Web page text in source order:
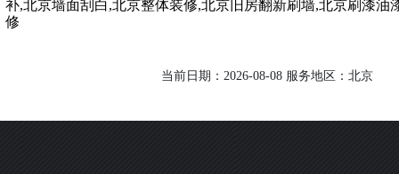
补,北京墙面刮白,北京整体装修,北京旧房翻新刷墙,北京刷漆油
修
当前日期：2026-08-08 服务地区：北京